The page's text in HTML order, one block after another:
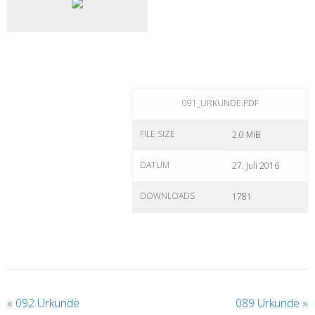
091_URKUNDE.PDF
FILE SIZE 2.0 MiB
DATUM 27. Juli 2016
DOWNLOADS 1781
« 092 Urkunde 089 Urkunde »